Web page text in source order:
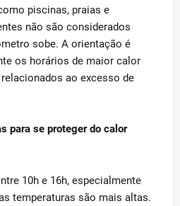
piscinas, praias e
não são considerados
sobe. A orientação é
os horários de maior calor
ao excesso de
para se proteger do calor
10h e 16h, especialmente
temperaturas são mais altas.